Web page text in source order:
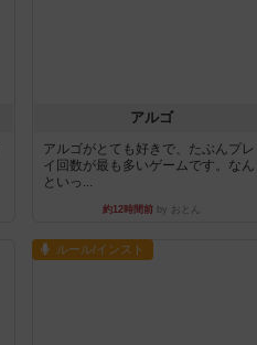
アルゴ
アルゴがとても好きで、たぶんプレ
イ回数が最も多いゲームです。なん
といっ...
約12時間前by おとん
ルール/インスト